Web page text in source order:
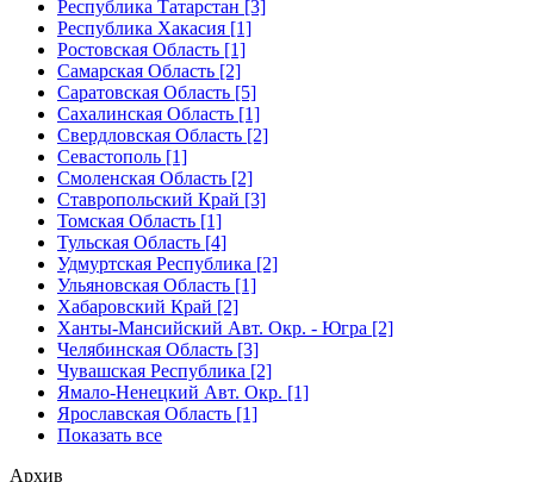
Республика Татарстан [3]
Республика Хакасия [1]
Ростовская Область [1]
Самарская Область [2]
Саратовская Область [5]
Сахалинская Область [1]
Свердловская Область [2]
Севастополь [1]
Смоленская Область [2]
Ставропольский Край [3]
Томская Область [1]
Тульская Область [4]
Удмуртская Республика [2]
Ульяновская Область [1]
Хабаровский Край [2]
Ханты-Мансийский Авт. Окр. - Югра [2]
Челябинская Область [3]
Чувашская Республика [2]
Ямало-Ненецкий Авт. Окр. [1]
Ярославская Область [1]
Показать все
Архив